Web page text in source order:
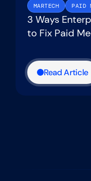
MARTECH PAID
3 Ways
to Fix Paid
Read Article